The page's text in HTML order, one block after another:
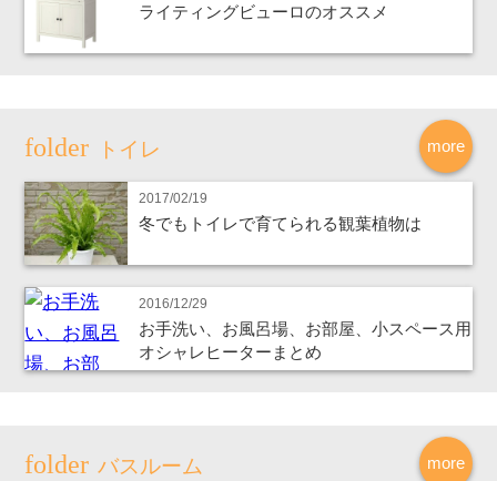
ライティングビューロのオススメ
more
トイレ
2017/02/19
冬でもトイレで育てられる観葉植物は
2016/12/29
お手洗い、お風呂場、お部屋、小スペース用
オシャレヒーターまとめ
more
バスルーム